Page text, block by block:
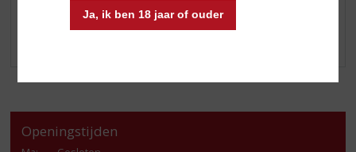
Ja, ik ben 18 jaar of ouder
ALCOHOLVRIJE DRANKEN
Openingstijden